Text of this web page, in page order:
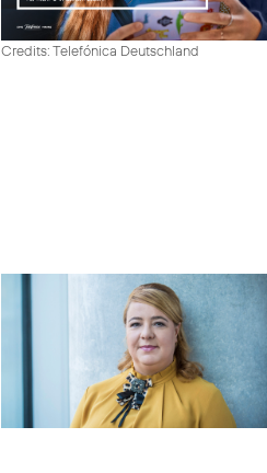
Credits: Telefónica Deutschland